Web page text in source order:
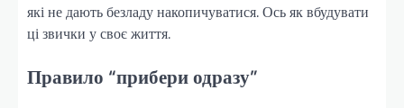
які не дають безладу накопичуватися. Ось як вбудувати
ці звички у своє життя.
Правило “прибери одразу”